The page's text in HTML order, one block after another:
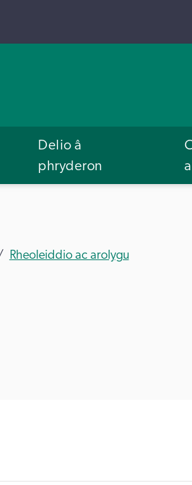
Delio â
phryderon
Rheoleiddio ac arolygu